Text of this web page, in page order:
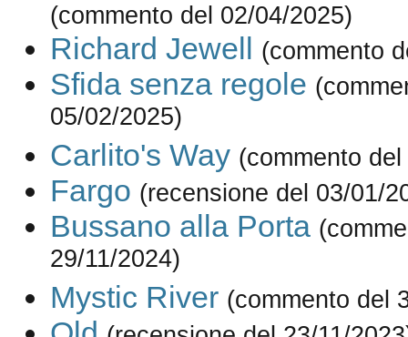
(commento del 02/04/2025)
Richard Jewell (commento
Sfida senza regole
05/02/2025)
Carlito's Way (commento
Fargo (recensione del 03/01/
Bussano alla Porta
29/11/2024)
Mystic River (commento del